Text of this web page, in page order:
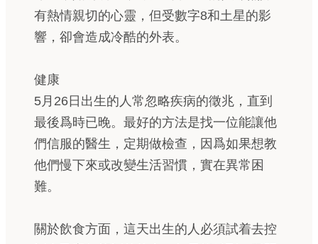
有熱情親切的心靈，但受數字8和土星的影
響，卻會造成冷酷的外表。
健康
5月26日出生的人常忽略疾病的徵兆，直到
最後爲時已晚。最好的方法是找一位能讓他
們信服的醫生，定期做檢查，因爲如果想教
他們慢下來或改變生活習慣，實在異常困
難。
關於飲食方面，這天出生的人必須試着去控